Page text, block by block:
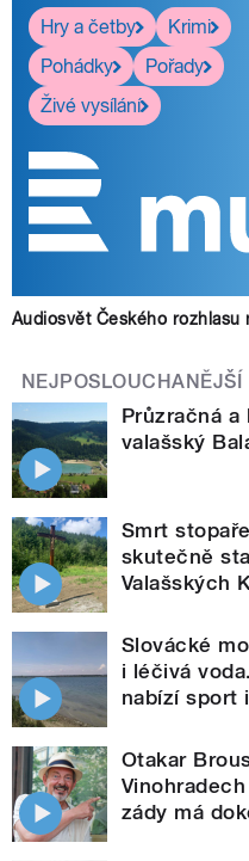
Hry a četby
Krimi
Pohádky
Pořady
Živé vysílání
Audiosvět Českého rozhlasu
NEJPOSLOUCHANĚJŠÍ
Průzračná a
valašský
Smrt
skutečně
Valašských
Slovácké
i léčivá
nabízí sport
Otakar
zády má